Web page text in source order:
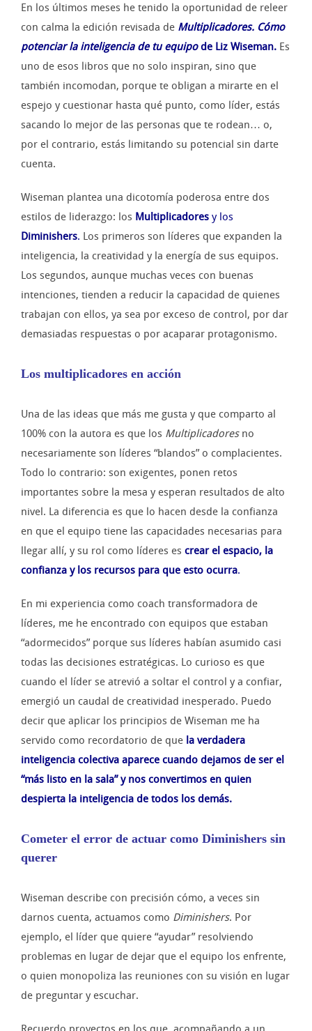
En los últimos meses he tenido la oportunidad de releer
con calma la edición revisada de Multiplicadores. Cómo
potenciar la inteligencia de tu equipode Liz Wiseman. Es
uno de esos libros que no solo inspiran, sino que
también incomodan, porque te obligan a mirarte en el
espejo y cuestionar hasta qué punto, como líder, estás
sacando lo mejor de las personas que te rodean… o,
por el contrario, estás limitando su potencial sin darte
cuenta.
Wiseman plantea una dicotomía poderosa entre dos
estilos de liderazgo: los Multiplicadores y los
Diminishers. Los primeros son líderes que expanden la
inteligencia, la creatividad y la energía de sus equipos.
Los segundos, aunque muchas veces con buenas
intenciones, tienden a reducir la capacidad de quienes
trabajan con ellos, ya sea por exceso de control, por dar
demasiadas respuestas o por acaparar protagonismo.
Los multiplicadores en acción
Una de las ideas que más me gusta y que comparto al
100% con la autora es que los Multiplicadoresno
necesariamente son líderes “blandos” o complacientes.
Todo lo contrario: son exigentes, ponen retos
importantes sobre la mesa y esperan resultados de alto
nivel. La diferencia es que lo hacen desde la confianza
en que el equipo tiene las capacidades necesarias para
llegar allí, y su rol como líderes es crear el espacio, la
confianza y los recursos para que esto ocurra.
En mi experiencia como coach transformadora de
líderes, me he encontrado con equipos que estaban
“adormecidos” porque sus líderes habían asumido casi
todas las decisiones estratégicas. Lo curioso es que
cuando el líder se atrevió a soltar el control y a confiar,
emergió un caudal de creatividad inesperado. Puedo
decir que aplicar los principios de Wiseman me ha
servido como recordatorio de que la verdadera
inteligencia colectiva aparece cuando dejamos de ser el
“más listo en la sala” y nos convertimos en quien
despierta la inteligencia de todos los demás.
Cometer el error de actuar como Diminishers sin
querer
Wiseman describe con precisión cómo, a veces sin
darnos cuenta, actuamos como Diminishers. Por
ejemplo, el líder que quiere “ayudar” resolviendo
problemas en lugar de dejar que el equipo los enfrente,
o quien monopoliza las reuniones con su visión en lugar
de preguntar y escuchar.